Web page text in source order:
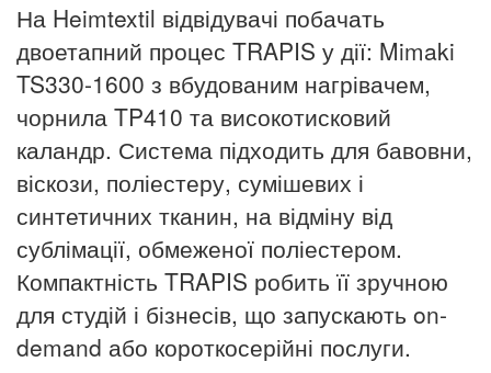
На Heimtextil відвідувачі побачать
двоетапний процес TRAPIS у дії: Mimaki
TS330-1600 з вбудованим нагрівачем,
чорнила TP410 та високотисковий
каландр. Система підходить для бавовни,
віскози, поліестеру, сумішевих і
синтетичних тканин, на відміну від
сублімації, обмеженої поліестером.
Компактність TRAPIS робить її зручною
для студій і бізнесів, що запускають on-
demand або короткосерійні послуги.